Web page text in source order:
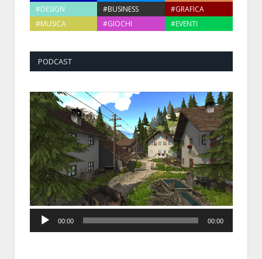
#DESIGN
#BUSINESS
#GRAFICA
#MUSICA
#GIOCHI #EVENTI
PODCAST
Player
00:00 00:00